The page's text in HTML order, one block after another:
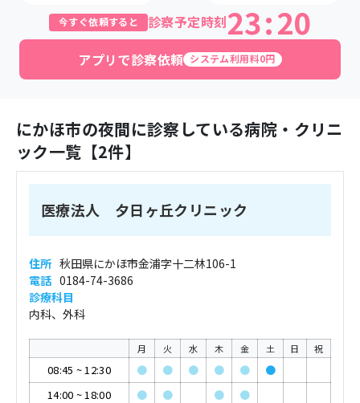
今すぐ依頼すると 診察予定時刻23:20
アプリで診察依頼 システム利用料0円
にかほ市の夜間に診察している病院・クリニ
ック一覧【2件】
医療法人 夕日ヶ丘クリニック
住所 秋田県にかほ市金浦字十二林106-1
電話 0184-74-3686
診療科目
内科、外科
月 火 水 木 金 土 日 祝
08:45 ~12:30 ● ● ● ● ●
●
14:00 ~18:00 ● ● ● ●